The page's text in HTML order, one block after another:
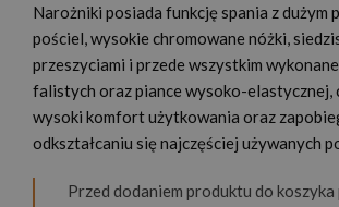
Narożniki posiada funkcję spania z dużym
pościel, wysokie chromowane nóżki,
przeszyciami i przede wszystkim
falistych oraz piance wysoko-elastycznej,
wysoki komfort użytkowania oraz
odkształcaniu się najczęściej używanych
Przed dodaniem produktu do koszyka